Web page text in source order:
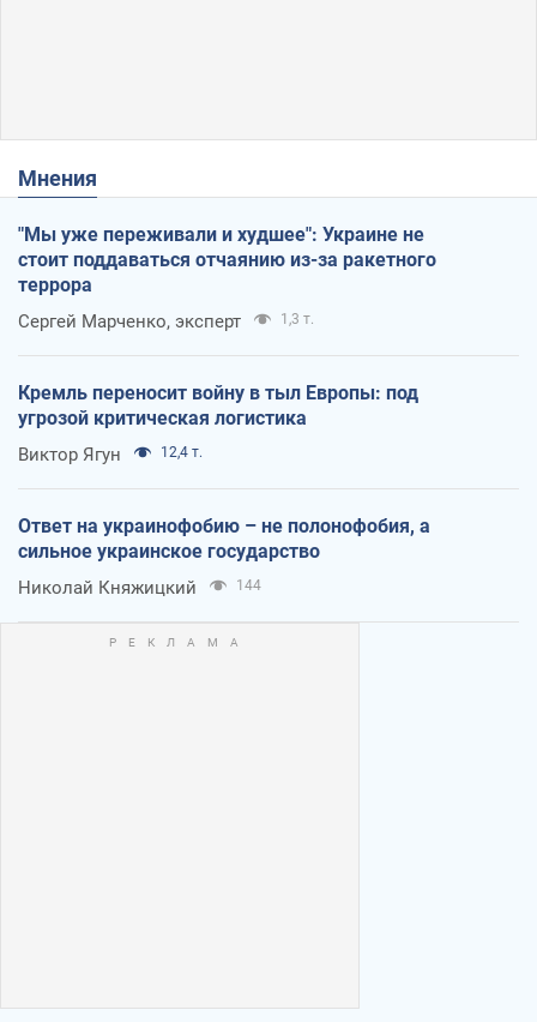
Мнения
"Мы уже переживали и худшее": Украине не
стоит поддаваться отчаянию из-за ракетного
террора
Сергей Марченко, эксперт 1,3 т.
Кремль переносит войну в тыл Европы: под
угрозой критическая логистика
Виктор Ягун 12,4 т.
Ответ на украинофобию – не полонофобия, а
сильное украинское государство
Николай Княжицкий 144